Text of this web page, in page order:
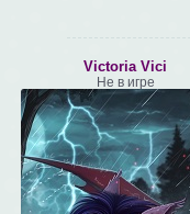
Victoria Vici
Не в игре